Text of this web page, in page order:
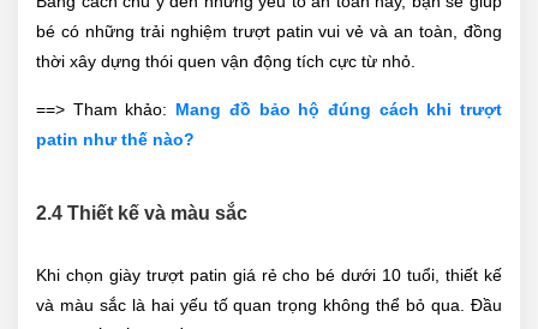
bé có những trải nghiệm trượt patin vui vẻ và an toàn, đồng
thời xây dựng thói quen vận động tích cực từ nhỏ.
==> Tham khảo: Mang đồ bảo hộ đúng cách khi trượt
patin như thế nào?
2.4 Thiết kế và màu sắc
Khi chọn giày trượt patin giá rẻ cho bé dưới 10 tuổi, thiết kế
và màu sắc là hai yếu tố quan trọng không thể bỏ qua. Đầu